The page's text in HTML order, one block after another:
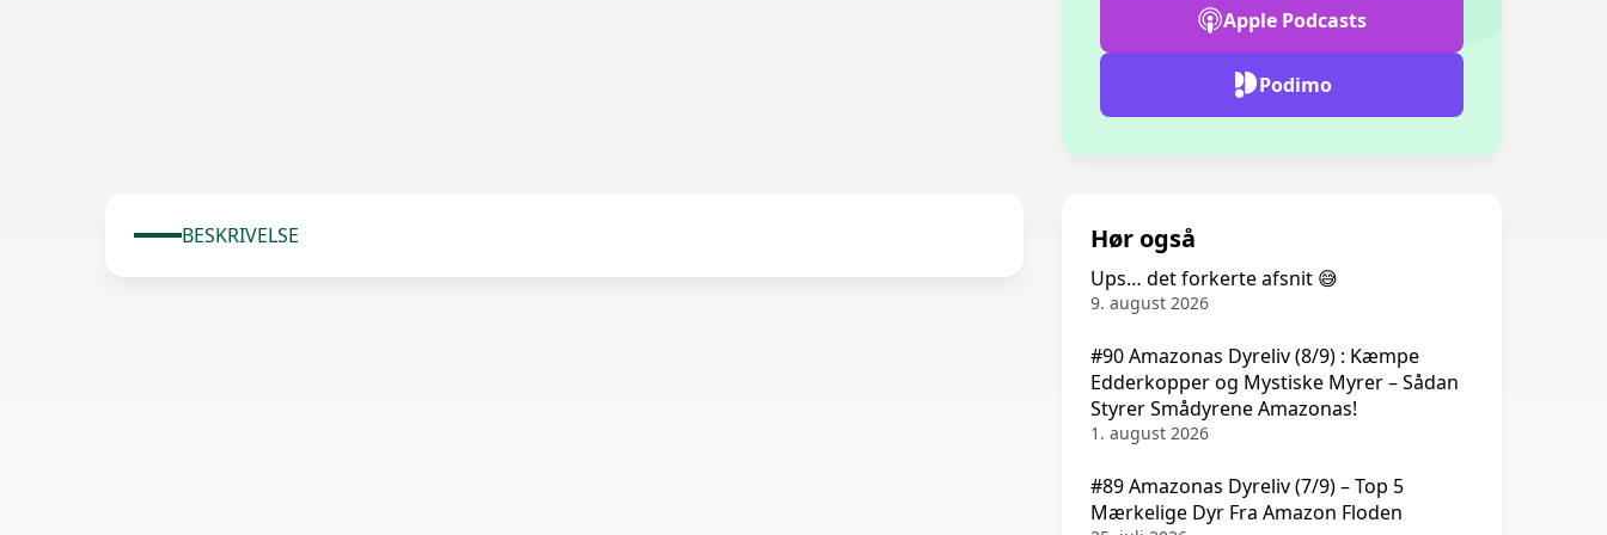
Apple Podcasts
Podimo
BESKRIVELSE Hør også
Ups… det forkerte afsnit 😅
9. august 2026
#90 Amazonas Dyreliv (8/9) : Kæmpe
Edderkopper og Mystiske Myrer – Sådan
Styrer Smådyrene Amazonas!
1. august 2026
#89 Amazonas Dyreliv (7/9) – Top 5
Mærkelige Dyr Fra Amazon Floden